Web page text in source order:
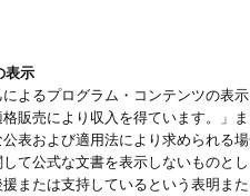
表示
よるプログラム・コンテンツの表
販売により収入を得ています。」
表および適用法により求められる
て公式な文書を表示しないもの
または支持しているという表明ま